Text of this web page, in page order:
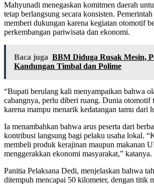
Mahyunadi menegaskan komitmen daerah
tetap berlangsung secara konsisten.
memberi dukungan karena kegiatan otomotif
perkembangan pariwisata dan ekonomi.
Baca juga BBM Diduga Rusak Mesin,
Kandungan Timbal dan Polime
“Bupati berulang kali menyampaikan bahwa
cabangnya, perlu diberi ruang. Dunia otomotif
karena mampu menarik kedatangan tamu dari
Ia menambahkan bahwa arus peserta dari
kontribusi langsung bagi pelaku usaha lokal.
membeli produk kerajinan maupun makanan
menggerakkan ekonomi masyarakat,” katanya.
Panitia Pelaksana Dedi, menjelaskan bahwa
ditempuh mencapai 50 kilometer, dengan titik